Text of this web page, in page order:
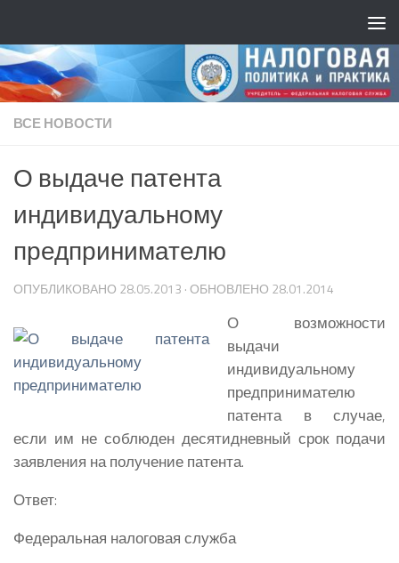
ВСЕ НОВОСТИ
О выдаче патента
индивидуальному
предпринимателю
ОПУБЛИКОВАНО 28.05.2013 · ОБНОВЛЕНО 28.01.2014
О возможности
выдачи
индивидуальному
предпринимателю
патента в случае,
если им не соблюден десятидневный срок подачи
заявления на получение патента.
Ответ:
Федеральная налоговая служба